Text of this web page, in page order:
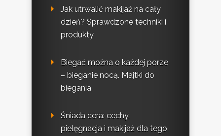
Jak utrwalić makijaż na cały
dzień? Sprawdzone techniki i
produkty
Biegać można o każdej porze
– bieganie nocą. Majtki do
biegania
Śniada cera: cechy,
pielęgnacja i makijaż dla tego